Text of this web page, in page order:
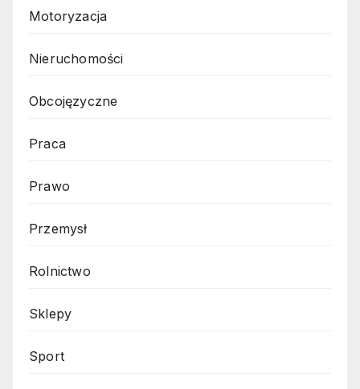
Motoryzacja
Nieruchomości
Obcojęzyczne
Praca
Prawo
Przemysł
Rolnictwo
Sklepy
Sport